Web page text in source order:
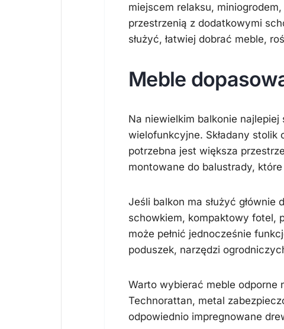
miejscem relaksu,
przestrzenią z dodatkowymi
służyć, łatwiej dobrać meble,
Meble
Na niewielkim balkonie najlepiej
wielofunkcyjne. Składany stolik
potrzebna jest większa
montowane do balustrady,
Jeśli balkon ma służyć głównie
schowkiem, kompaktowy fotel,
może pełnić jednocześnie
poduszek, narzędzi
Warto wybierać meble odporne
Technorattan, metal
odpowiednio impregnowane